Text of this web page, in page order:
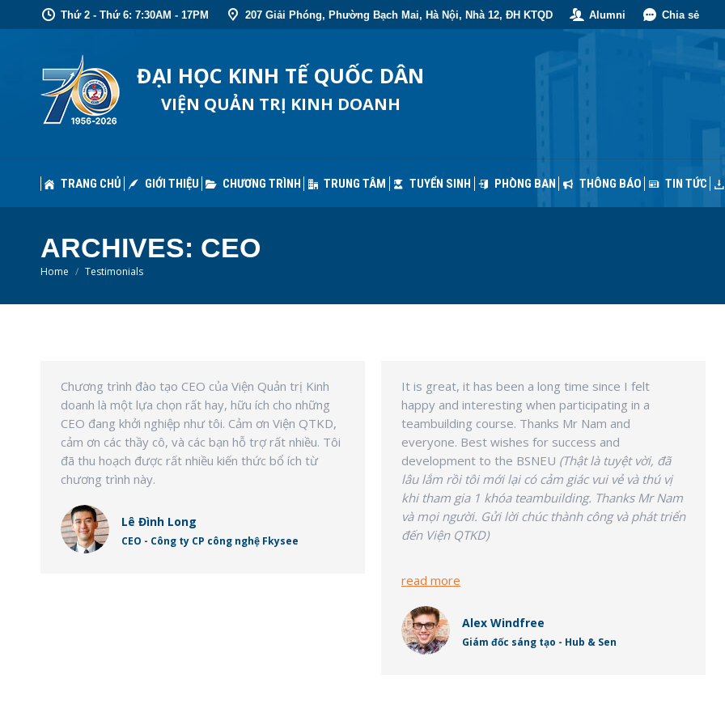
Thứ 2 - Thứ 6: 7:30AM - 17PM 207 Giải Phóng, Phường Bạch Mai, Hà Nội, Nhà 12, ĐH KTQD Alumni Chia sẻ
ĐẠI HỌC KINH TẾ QUỐC DÂN
VIỆN QUẢN TRỊ KINH DOANH
TRANG CHỦ GIỚI THIỆU CHƯƠNG TRÌNH TRUNG TÂM TUYỂN SINH PHÒNG BAN THÔNG BÁO TIN TỨC
ARCHIVES: CEO
You are here:
Home Testimonials
Chương trình đào tạo CEO của Viện Quản trị Kinh
doanh là một lựa chọn rất hay, hữu ích cho những
CEO đang khởi nghiệp như tôi. Cảm ơn Viện QTKD,
cảm ơn các thầy cô, và các bạn hỗ trợ rất nhiều. Tôi
đã thu hoạch được rất nhiều kiến thức bổ ích từ
chương trình này.
Lê Đình Long
CEO - Công ty CP công nghệ Fkysee
It is great, it has been a long time since I felt
happy and interesting when participating in a
teambuilding course. Thanks Mr Nam and
everyone. Best wishes for success and
development to the BSNEU (Thật là tuyệt vời, đã
lâu lắm rồi tôi mới lại có cảm giác vui vẻ và thú vị
khi tham gia 1 khóa teambuilding. Thanks Mr Nam
và mọi người. Gửi lời chúc thành công và phát triển
đến Viện QTKD)
read more
Alex Windfree
Giám đốc sáng tạo - Hub & Sen
CHƯƠNG TRÌNH TRUNG TÂM TUYỂN SINH PHÒNG BAN THÔNG BÁO